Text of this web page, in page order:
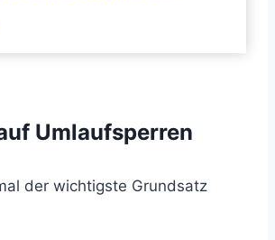
Umlaufsperren
der wichtigste Grundsatz